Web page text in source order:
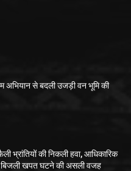
अभियान से बदली उजड़ी वन भूमि की
भ्रांतियों की निकली हवा, आधिकारिक
खपत घटने की असली वजह